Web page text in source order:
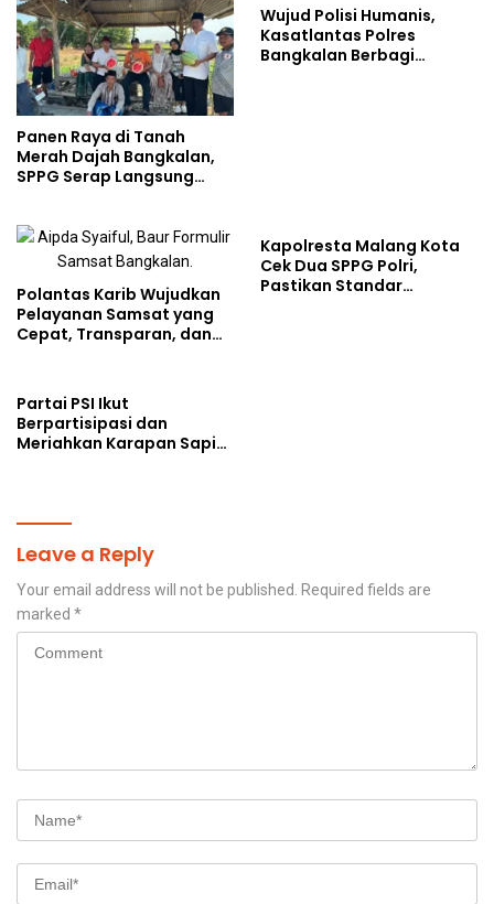
Panen Raya di Tanah
Merah Dajah Bangkalan,
SPPG Serap Langsung
Wujud Polisi Humanis,
Kasatlantas Polres
Bangkalan Berbagi
Polantas Karib Wujudkan
Pelayanan Samsat yang
Cepat, Transparan, dan
Kapolresta Malang Kota
Cek Dua SPPG Polri,
Pastikan Standar
Partai PSI Ikut
Berpartisipasi dan
Meriahkan Karapan Sapi
Leave a Reply
Your email address will not be published.
Required fields are
marked *